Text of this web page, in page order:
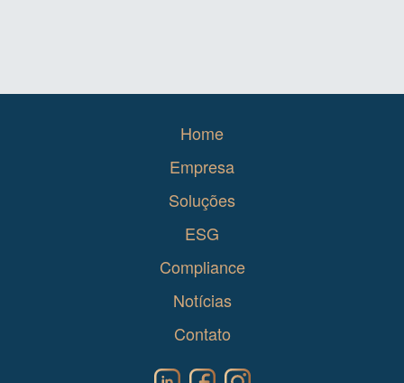
Home
Empresa
Soluções
ESG
Compliance
Notícias
Contato